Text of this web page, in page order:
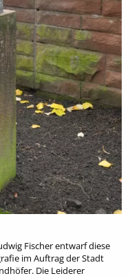
Fischer entwarf diese
im Auftrag der Stadt
Die Leiderer